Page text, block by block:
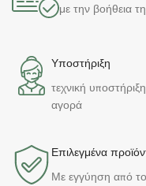
με την βοήθεια
Υποστήριξη
τεχνική
αγορά
Επιλεγμένα
Με εγγύηση από